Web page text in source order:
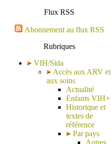
Flux RSS
Abonnement au flux RSS
Rubriques
VIH/Sida
Accès aux ARV et
aux soins
Actualité
Enfants VIH+
Historique et
textes de
référence
Par pays
Autres